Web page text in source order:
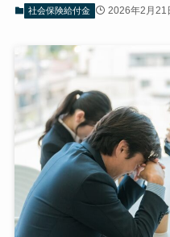
社会保険給付金 2026年2月21